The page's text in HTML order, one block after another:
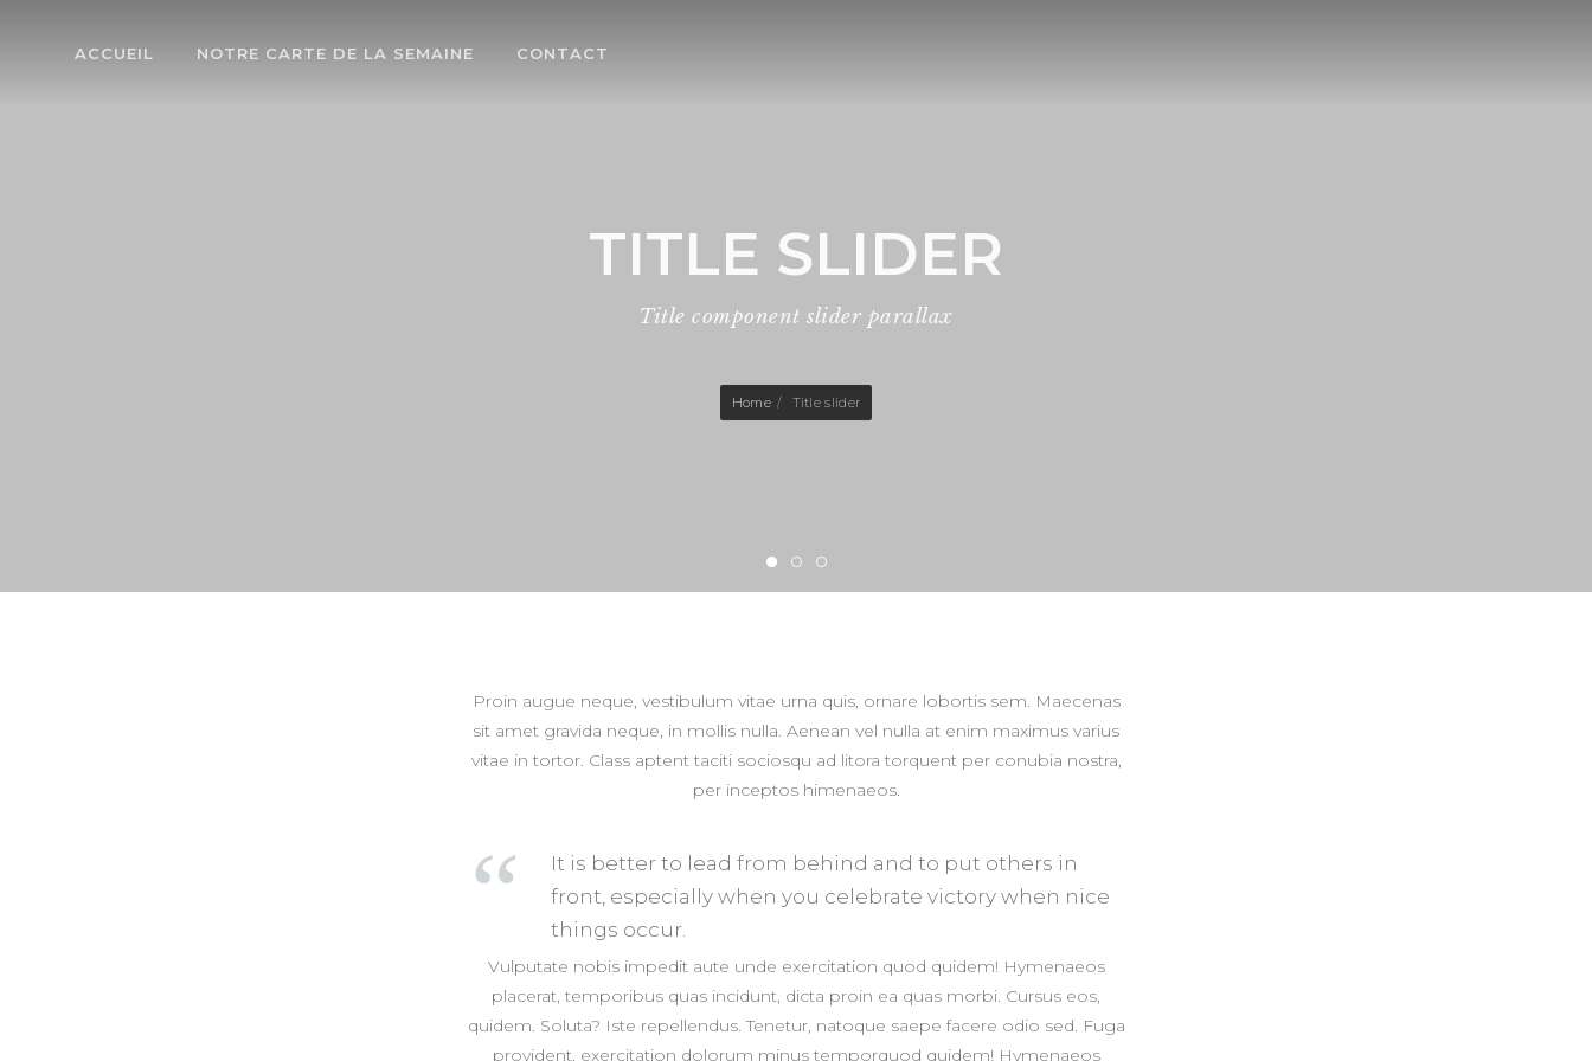
ACCUEIL NOTRE CARTE DE LA SEMAINE CONTACT
TITLE SLIDER
Title component slider parallax
Home Title slider
Proin augue neque, vestibulum vitae urna quis, ornare lobortis sem. Maecenas
sit amet gravida neque, in mollis nulla. Aenean vel nulla at enim maximus varius
vitae in tortor. Class aptent taciti sociosqu ad litora torquent per conubia nostra,
per inceptos himenaeos.
It is better to lead from behind and to put others in
front, especially when you celebrate victory when nice
things occur.
Vulputate nobis impedit aute unde exercitation quod quidem! Hymenaeos
placerat, temporibus quas incidunt, dicta proin ea quas morbi. Cursus eos,
quidem. Soluta? Iste repellendus. Tenetur, natoque saepe facere odio sed. Fuga
provident, exercitation dolorum minus temporquod quidem! Hymenaeos